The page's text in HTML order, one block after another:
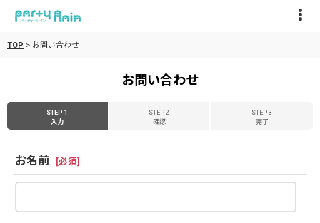
TOP > お問い合わせ
お問い合わせ
STEP 1
入力
STEP 2
確認
STEP 3
完了
お名前 [必須]